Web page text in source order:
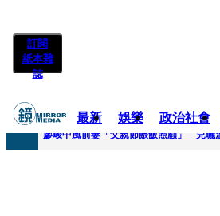
訂閱
紙本雜
誌
最新 娛樂 政治社會
快訊